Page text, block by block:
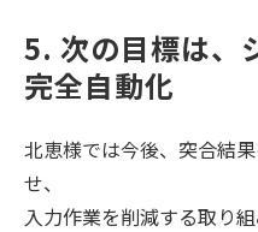
5. 次の目標は、
完全自動化
北恵様では今後、突合結
せ、
入力作業を削減する取り組